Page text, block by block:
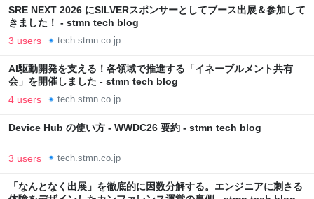
SRE NEXT 2026 にSILVERスポンサーとしてブース出展＆参加して
きました！ - stmn tech blog
3 users tech.stmn.co.jp
AI駆動開発を支える！各領域で推進する「イネーブルメント共有
会」を開催しました - stmn tech blog
4 users tech.stmn.co.jp
Device Hub の使い方 - WWDC26 要約 - stmn tech blog
3 users tech.stmn.co.jp
「なんとなく出展」を徹底的に因数分解する。エンジニアに刺さる